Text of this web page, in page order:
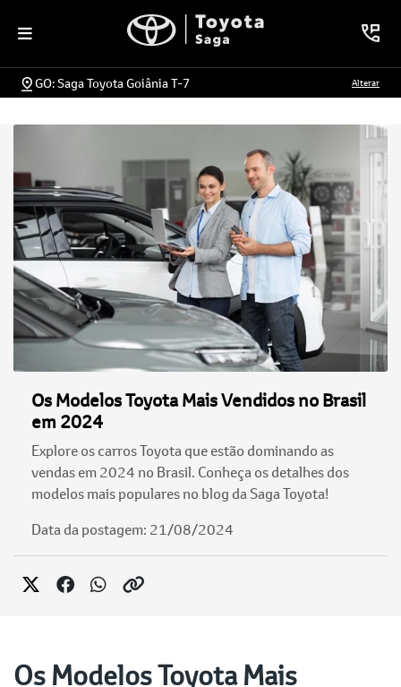
GO: Saga Toyota Goiânia T-7 Alterar
Os Modelos Toyota Mais Vendidos no Brasil
em 2024
Explore os carros Toyota que estão dominando as
vendas em 2024 no Brasil. Conheça os detalhes dos
modelos mais populares no blog da Saga Toyota!
Data da postagem: 21/08/2024
Os Modelos Toyota Mais